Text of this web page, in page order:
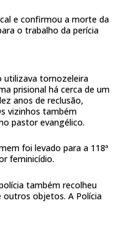
e confirmou a morte da
o trabalho da perícia
utilizava tornozeleira
prisional há cerca de um
anos de reclusão,
vizinhos também
pastor evangélico.
foi levado para a 118ª
feminicídio.
também recolheu
objetos. A Polícia